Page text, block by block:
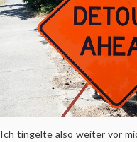
Ich tingelte also weiter vor